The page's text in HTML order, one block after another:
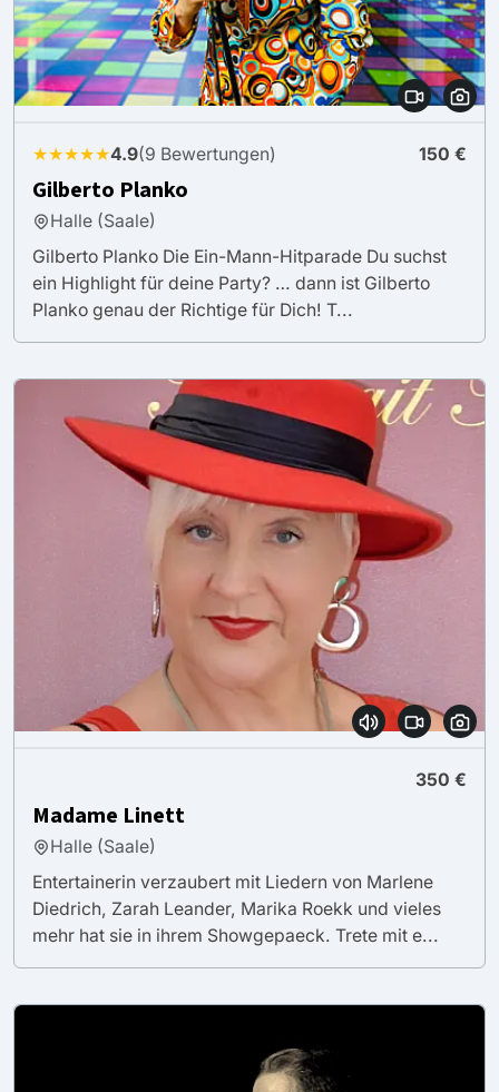
★★★★★4.9(9 Bewertungen) 150 €
Gilberto Planko
Halle (Saale)
Gilberto Planko Die Ein-Mann-Hitparade Du suchst
ein Highlight für deine Party? … dann ist Gilberto
Planko genau der Richtige für Dich! T...
350 €
Madame Linett
Halle (Saale)
Entertainerin verzaubert mit Liedern von Marlene
Diedrich, Zarah Leander, Marika Roekk und vieles
mehr hat sie in ihrem Showgepaeck. Trete mit e...